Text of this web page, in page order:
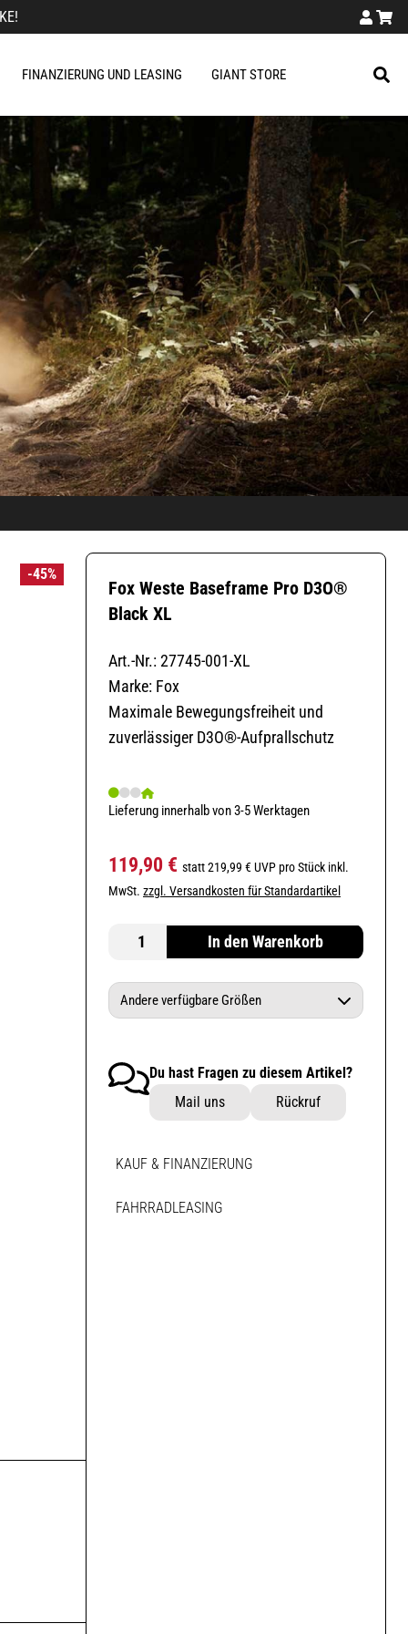
FINANZIERUNG UND LEASING GIANT STORE
-45%
Fox Weste Baseframe Pro D3O®
Black XL
Art.-Nr.: 27745-001-XL
Marke: Fox
Maximale Bewegungsfreiheit und
zuverlässiger D3O®-Aufprallschutz
Lieferung innerhalb von 3-5 Werktagen
119,90 € statt 219,99 € UVP pro Stück inkl.
MwSt. zzgl. Versandkosten für Standardartikel
In den Warenkorb
Andere verfügbare Größen
M
Fox Weste Baseframe Pro D3O® Black
Du hast Fragen zu diesem Artikel?
Mail uns
Rückruf
KAUF & FINANZIERUNG
FAHRRADLEASING